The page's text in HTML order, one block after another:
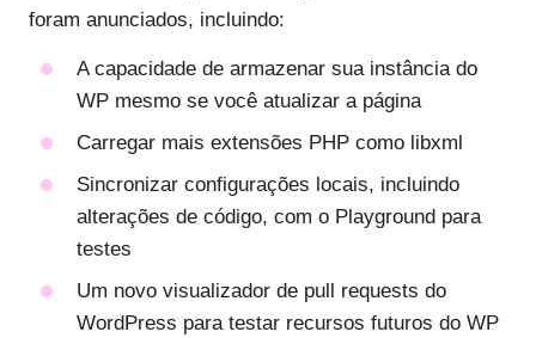
foram anunciados, incluindo:
A capacidade de armazenar sua instância do
WP mesmo se você atualizar a página
Carregar mais extensões PHP como libxml
Sincronizar configurações locais, incluindo
alterações de código, com o Playground para
testes
Um novo visualizador de pull requests do
WordPress para testar recursos futuros do WP